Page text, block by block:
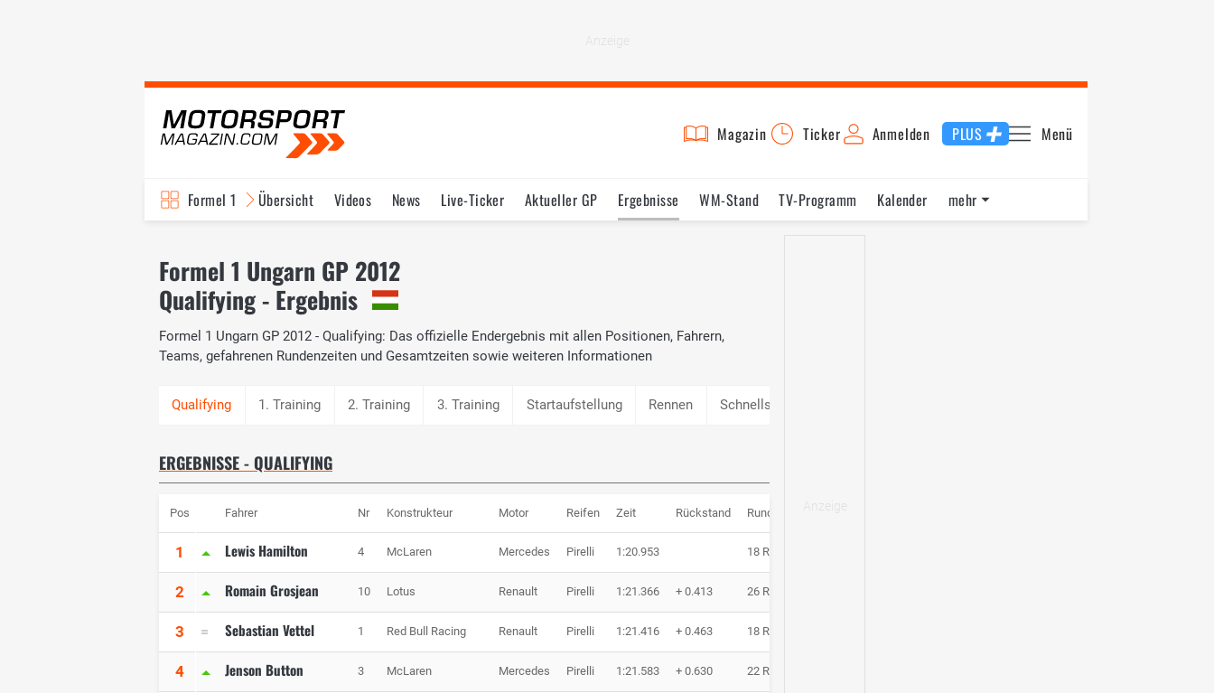
Magazin Ticker Anmelden PLUS Menü
Formel 1 Übersicht Videos News Live-Ticker Aktueller GP Ergebnisse WM-Stand TV-Programm
Kalender
mehr
Formel 1 Ungarn GP 2012
Qualifying - Ergebnis
Formel 1 Ungarn GP 2012 - Qualifying: Das offizielle Endergebnis mit allen Positionen, Fahrern,
Teams, gefahrenen Rundenzeiten und Gesamtzeiten sowie weiteren Informationen
1. Training 2. Training 3. Training Startaufstellung Rennen Schnellste Runde
ERGEBNISSE - QUALIFYING
Pos Fahrer Nr Konstrukteur Motor Reifen Zeit Rückstand Runden
1 Lewis Hamilton 4 McLaren Mercedes Pirelli 1:20.953 18 Runden
2 Romain Grosjean 10 Lotus Renault Pirelli 1:21.366 + 0.413 26 Runden
3 Sebastian Vettel 1 Red Bull Racing Renault Pirelli 1:21.416 + 0.463 18 Runden
4 Jenson Button 3 McLaren Mercedes Pirelli 1:21.583 + 0.630 22 Runden